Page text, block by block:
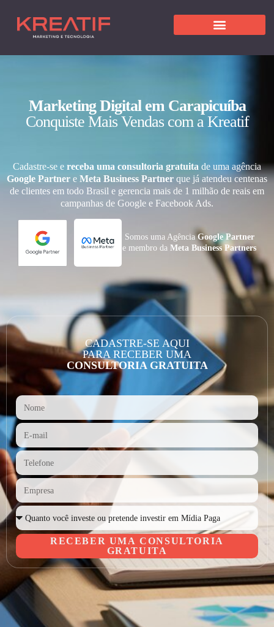
Marketing Digital em Carapicuíba
Conquiste Mais Vendas com a Kreatif
Cadastre-se e receba uma consultoria gratuita de uma agência
Google Partner e Meta Business Partner que já atendeu centenas
de clientes em todo Brasil e gerencia mais de 1 milhão de reais em
campanhas de Google e Facebook Ads.
Somos uma AgênciaGoogle Partner
e membro daMeta Business Partners
CADASTRE-SE AQUI
PARA RECEBER UMA
CONSULTORIA GRATUITA
RECEBER UMA CONSULTORIA
GRATUITA